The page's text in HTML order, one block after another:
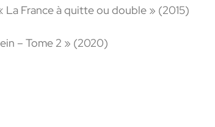
La France à quitte ou double » (2015)
– Tome 2 » (2020)